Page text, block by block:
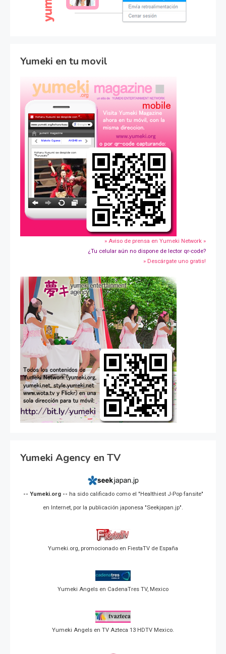
Yumeki en tu movil
» Aviso de prensa en Yumeki Network »
¿Tu celular aún no dispone de lector qr-code?
» Descárgate uno gratis!
Yumeki Agency en TV
-- Yumeki.org -- ha sido calificado como el "Healthiest J-Pop fansite"
en Internet, por la publicación japonesa "Seekjapan.jp".
Yumeki.org, promocionado en FiestaTV de España
Yumeki Angels en CadenaTres TV, Mexico
Yumeki Angels en TV Azteca 13 HDTV Mexico.